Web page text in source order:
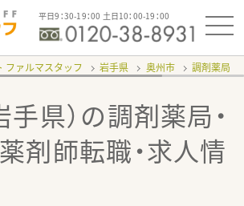
平日9：30-19：00 土日10：00-19：00
ファルマスタッフ 岩手県 奥州市 調剤薬局
手県）の調剤薬局・
剤師転職・求人情